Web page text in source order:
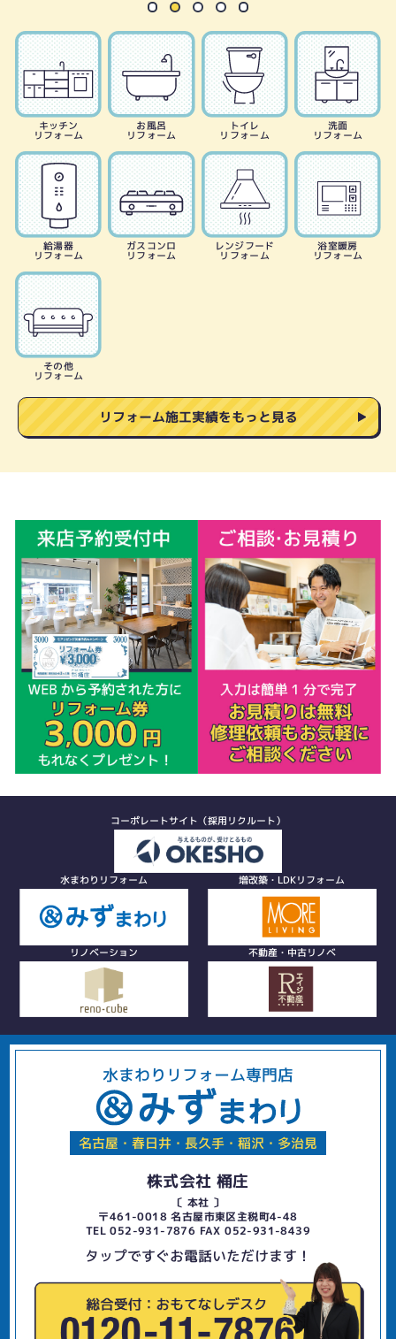
キッチン
リフォーム
お風呂
リフォーム
トイレ
リフォーム
洗面
リフォーム
給湯器
リフォーム
ガスコンロ
リフォーム
レンジフード
リフォーム
浴室暖房
リフォーム
その他
リフォーム
リフォーム施工実績をもっと見る
コーポレートサイト（採用リクルート）
水まわりリフォーム 増改築・LDKリフォーム
リノベーション 不動産・中古リノベ
水まわりリフォーム専門店
名古屋・春日井・長久手・稲沢・多治見
株式会社 桶庄
〔 本社 〕
〒461-0018 名古屋市東区主税町4-48
TEL 052-931-7876 FAX 052-931-8439
タップですぐお電話いただけます！